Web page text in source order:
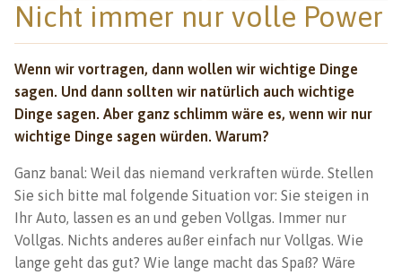
Nicht immer nur volle Power
Wenn wir vortragen, dann wollen wir wichtige Dinge
sagen. Und dann sollten wir natürlich auch wichtige
Dinge sagen. Aber ganz schlimm wäre es, wenn wir nur
wichtige Dinge sagen würden. Warum?
Ganz banal: Weil das niemand verkraften würde. Stellen
Sie sich bitte mal folgende Situation vor: Sie steigen in
Ihr Auto, lassen es an und geben Vollgas. Immer nur
Vollgas. Nichts anderes außer einfach nur Vollgas. Wie
lange geht das gut? Wie lange macht das Spaß? Wäre